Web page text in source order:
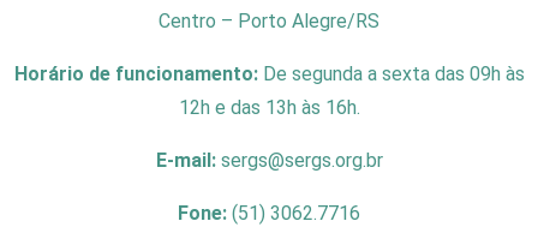
Centro – Porto Alegre/RS
Horário de funcionamento: De segunda a sexta das 09h às
12h e das 13h às 16h.
E-mail: sergs@sergs.org.br
Fone: (51) 3062.7716